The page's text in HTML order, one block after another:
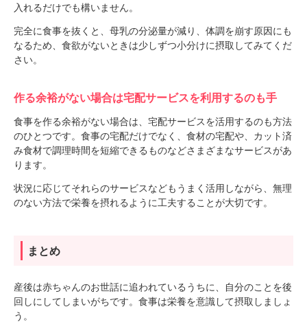
入れるだけでも構いません。
完全に食事を抜くと、母乳の分泌量が減り、体調を崩す原因にも
なるため、食欲がないときは少しずつ小分けに摂取してみてくだ
さい。
作る余裕がない場合は宅配サービスを利用するのも手
食事を作る余裕がない場合は、宅配サービスを活用するのも方法
のひとつです。食事の宅配だけでなく、食材の宅配や、カット済
み食材で調理時間を短縮できるものなどさまざまなサービスがあ
ります。
状況に応じてそれらのサービスなどもうまく活用しながら、無理
のない方法で栄養を摂れるように工夫することが大切です。
まとめ
産後は赤ちゃんのお世話に追われているうちに、自分のことを後
回しにしてしまいがちです。食事は栄養を意識して摂取しましょ
う。